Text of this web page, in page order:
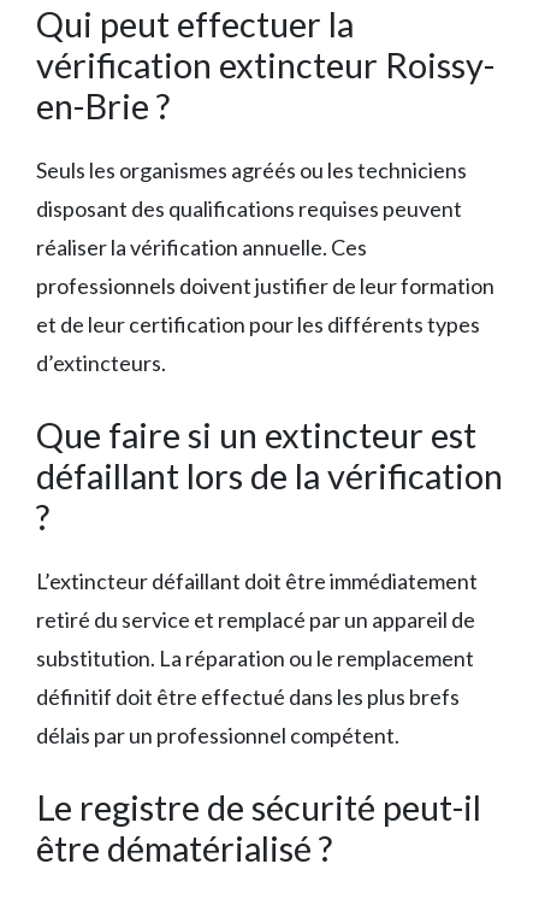
Qui peut effectuer la
vérification extincteur Roissy-
en-Brie ?
Seuls les organismes agréés ou les techniciens
disposant des qualifications requises peuvent
réaliser la vérification annuelle. Ces
professionnels doivent justifier de leur formation
et de leur certification pour les différents types
d’extincteurs.
Que faire si un extincteur est
défaillant lors de la vérification
?
L’extincteur défaillant doit être immédiatement
retiré du service et remplacé par un appareil de
substitution. La réparation ou le remplacement
définitif doit être effectué dans les plus brefs
délais par un professionnel compétent.
Le registre de sécurité peut-il
être dématérialisé ?